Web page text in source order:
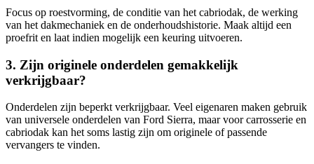
Focus op roestvorming, de conditie van het cabriodak, de werking
van het dakmechaniek en de onderhoudshistorie. Maak altijd een
proefrit en laat indien mogelijk een keuring uitvoeren.
3. Zijn originele onderdelen gemakkelijk
verkrijgbaar?
Onderdelen zijn beperkt verkrijgbaar. Veel eigenaren maken gebruik
van universele onderdelen van Ford Sierra, maar voor carrosserie en
cabriodak kan het soms lastig zijn om originele of passende
vervangers te vinden.